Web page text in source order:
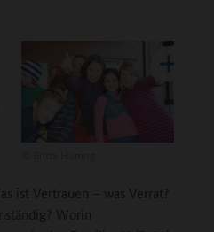
ist Vertrauen – was Verrat?
Worin